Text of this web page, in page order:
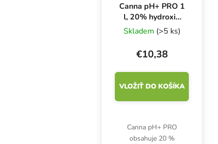
Canna pH+ PRO 1
l, 20% hydroxid
draselný
Skladem (>5 ks)
€10,38
VLOŽIŤ DO KOŠÍKA
Canna pH+ PRO
obsahuje 20 %